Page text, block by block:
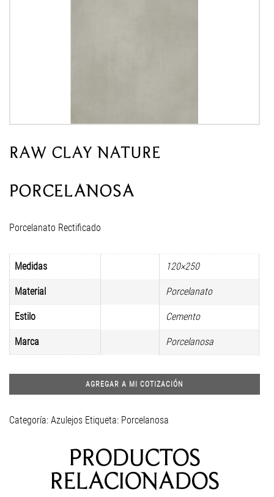
RAW CLAY NATURE
PORCELANOSA
Porcelanato Rectificado
Medidas 120×250
Material Porcelanato
Estilo Cemento
Marca Porcelanosa
AGREGAR A MI COTIZACIÓN
Categoría: Azulejos Etiqueta: Porcelanosa
PRODUCTOS
RELACIONADOS